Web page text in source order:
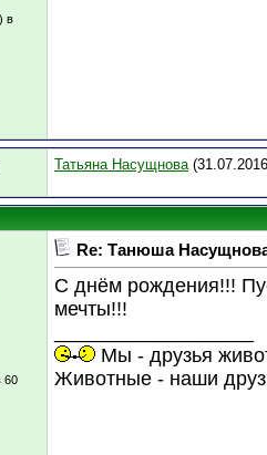
в
Татьяна Насущнова
60
Re: Танюша
С днём рождения!!!
мечты!!!
Мы - друзья
Животные - наши